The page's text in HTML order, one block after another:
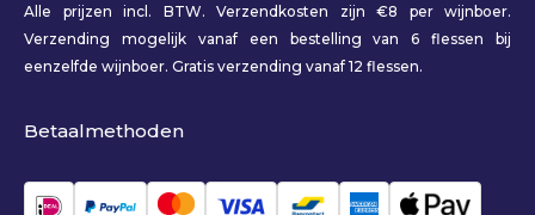
Alle prijzen incl. BTW. Verzendkosten zijn €8 per wijnboer.
Verzending mogelijk vanaf een bestelling van 6 flessen bij
eenzelfde wijnboer. Gratis verzending vanaf 12 flessen.
Betaalmethoden